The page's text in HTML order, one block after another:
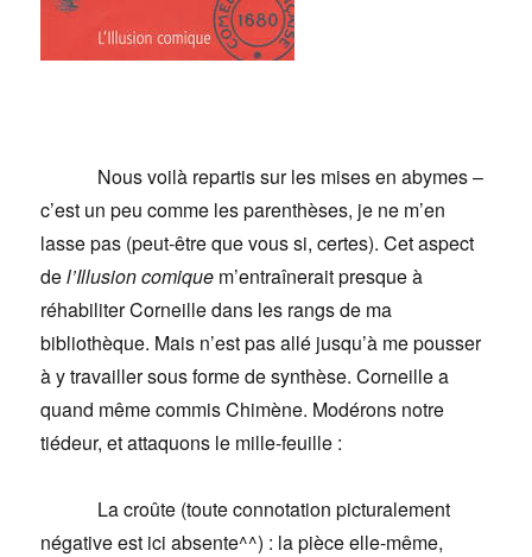
Nous voilà repartis sur les mises en abymes –
c’est un peu comme les parenthèses, je ne m’en
lasse pas (peut-être que vous si, certes). Cet aspect
del’Illusion comique m’entraînerait presque à
réhabiliter Corneille dans les rangs de ma
bibliothèque. Mais n’est pas allé jusqu’à me pousser
à y travailler sous forme de synthèse. Corneille a
quand même commis Chimène. Modérons notre
tiédeur, et attaquons le mille-feuille :
La croûte (toute connotation picturalement
négative est ici absente^^) : la pièce elle-même,